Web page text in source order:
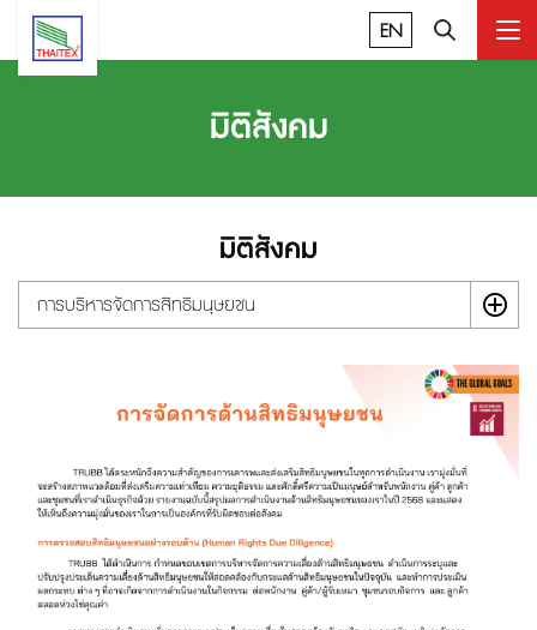
EN
มิติสังคม
มิติสังคม
การบริหารจัดการสิทธิมนุษยชน